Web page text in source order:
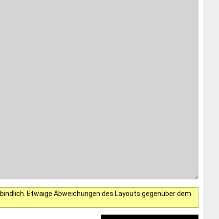
Etwaige Abweichungen des Layouts gegenüber dem